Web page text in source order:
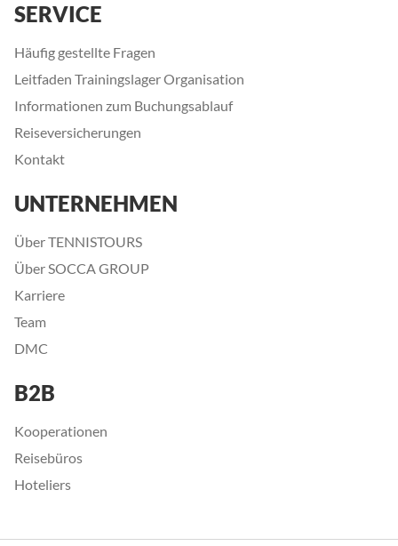
SERVICE
Häufig gestellte Fragen
Leitfaden Trainingslager Organisation
Informationen zum Buchungsablauf
Reiseversicherungen
Kontakt
UNTERNEHMEN
Über TENNISTOURS
Über SOCCA GROUP
Karriere
Team
DMC
B2B
Kooperationen
Reisebüros
Hoteliers